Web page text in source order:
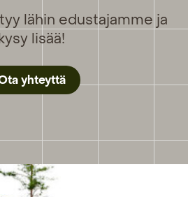
lähin edustajamme ja
lisää!
yhteyttä